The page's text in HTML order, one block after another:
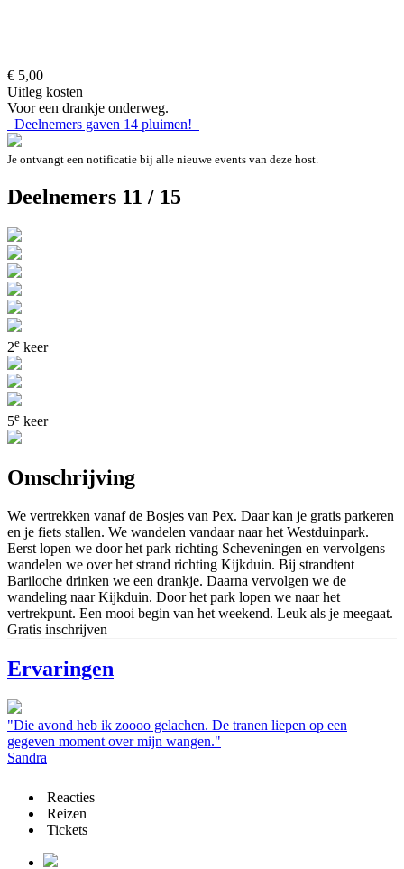
€ 5,00
Uitleg kosten
Voor een drankje onderweg.
Deelnemers gaven 14 pluimen!
Je ontvangt een notificatie bij alle nieuwe events van deze host.
Deelnemers 11 / 15
2e keer
5e keer
Omschrijving
We vertrekken vanaf de Bosjes van Pex. Daar kan je gratis parkeren
en je fiets stallen. We wandelen vandaar naar het Westduinpark.
Eerst lopen we door het park richting Scheveningen en vervolgens
wandelen we over het strand richting Kijkduin. Bij strandtent
Bariloche drinken we een drankje. Daarna vervolgen we de
wandeling naar Kijkduin. Door het park lopen we naar het
vertrekpunt. Een mooi begin van het weekend. Leuk als je meegaat.
Gratis inschrijven
Ervaringen
"Die avond heb ik zoooo gelachen. De tranen liepen op een
gegeven moment over mijn wangen."
Sandra
Reacties
Reizen
Tickets